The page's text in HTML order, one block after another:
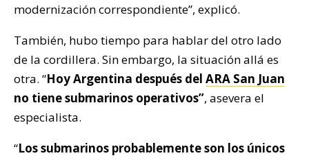
modernización correspondiente”, explicó.
También, hubo tiempo para hablar del otro lado
de la cordillera. Sin embargo, la situación allá es
otra. “Hoy Argentina después del ARA San Juan
no tiene submarinos operativos”, asevera el
especialista.
“Los submarinos probablemente son los únicos